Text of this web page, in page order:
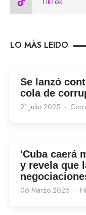
LO MÁS LEIDO
Se lanzó
cola de
21 Julio 2025
'Cuba caerá
y revela que
06 Marzo 2026